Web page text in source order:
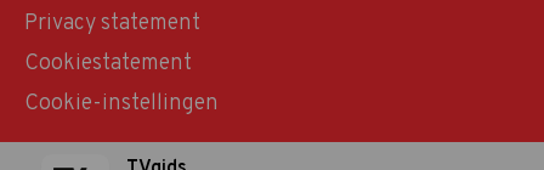
Privacy statement
Cookiestatement
Cookie-instellingen